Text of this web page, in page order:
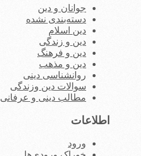
جوانان و دین
دسته‌بندی نشده
دین اسلام
دین و زندگی
دین و فرهنگ
دین و مذهب
روانشناسی دینی
سوالات دین وزندگی
مطالب دینی و عرفانی
اطلاعات
ورود